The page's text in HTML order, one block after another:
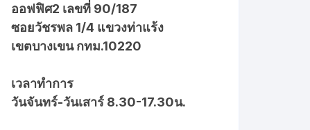
ออฟฟิศ2 เลขที่ 90/187
ซอยวัชรพล 1/4 แขวงท่าแร้ง
เขตบางเขน กทม.10220
เวลาทำการ
วันจันทร์-วันเสาร์ 8.30-17.30น.